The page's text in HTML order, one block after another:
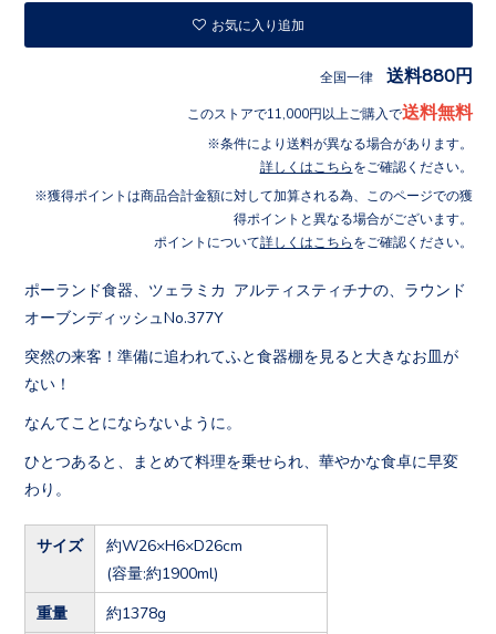
お気に入り追加
全国一律 送料880円
このストアで11,000円以上ご購入で送料無料
条件により送料が異なる場合があります。
詳しくはこちら をご確認ください。
獲得ポイントは商品合計金額に対して加算される為、このページでの獲
得ポイントと異なる場合がございます。
ポイントについて詳しくはこちら をご確認ください。
ポーランド食器、ツェラミカ アルティスティチナの、ラウンド
オーブンディッシュNo.377Y
突然の来客！準備に追われてふと食器棚を見ると大きなお皿が
ない！
なんてことにならないように。
ひとつあると、まとめて料理を乗せられ、華やかな食卓に早変
わり。
サイズ
約W26×H6×D26cm
(容量:約1900ml)
重量 約1378g